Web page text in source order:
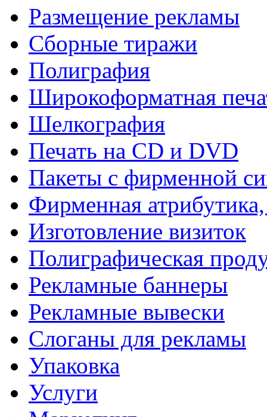
Размещение рекламы
Сборные тиражи
Полиграфия
Широкоформатная
Шелкография
Печать на СD и DVD
Пакеты с фирменной
Фирменная
Изготовление визиток
Полиграфическая
Рекламные баннеры
Рекламные вывески
Слоганы для рекламы
Упаковка
Услуги